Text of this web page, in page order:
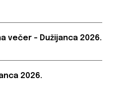
večer – Dužijanca 2026.
2026.